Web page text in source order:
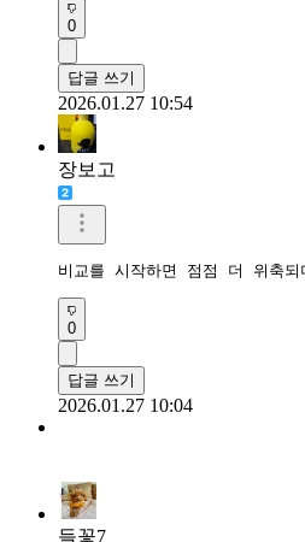
0
답글 쓰기
2026.01.27 10:54
장보고
비교를 시작하면 점점 더 위축되
0
답글 쓰기
2026.01.27 10:04
들꽃7